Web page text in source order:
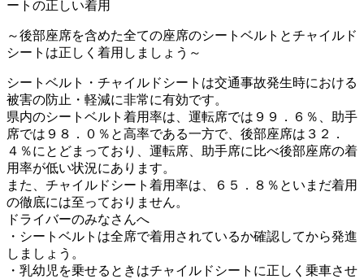
ートの正しい着用
～後部座席を含めた全ての座席のシートベルトとチャイルド
シートは正しく着用しましょう～
シートベルト・チャイルドシートは交通事故発生時における
被害の防止・軽減に非常に有効です。
県内のシートベルト着用率は、運転席では９９．６％、助手
席では９８．０％と高率である一方で、後部座席は３２．
４％にとどまっており、運転席、助手席に比べ後部座席の着
用率が低い状況にあります。
また、チャイルドシート着用率は、６５．８％といまだ着用
の徹底には至っておりません。
ドライバーのみなさんへ
・シートベルトは全席で着用されているか確認してから発進
しましょう。
・乳幼児を乗せるときはチャイルドシートに正しく乗車させ